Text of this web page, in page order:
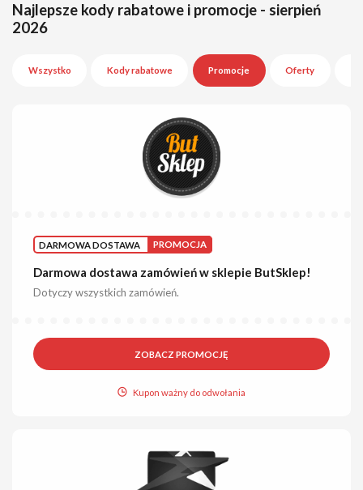
Najlepsze kody rabatowe i promocje - sierpień
2026
Wszystko Kody rabatowe Promocje Oferty
DARMOWA DOSTAWA PROMOCJA
Darmowa dostawa zamówień w sklepie ButSklep!
Dotyczy wszystkich zamówień.
ZOBACZ PROMOCJĘ
Kupon ważny do odwołania